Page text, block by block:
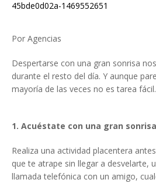
Por Agencias
Despertarse con una gran sonrisa
durante el resto del día. Y aunque
mayoría de las veces no es tarea fácil.
1. Acuéstate con una gran
Realiza una actividad placentera
que te atrape sin llegar a desvelarte,
llamada telefónica con un amigo,